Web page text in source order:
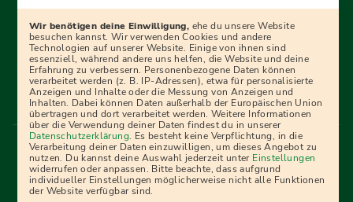
Ratgebern und Prüfungspaketen, interaktiven
Videokursen und vielem mehr. Für alle, die was werden
wollen!
Menü Fußleiste
Impressum Bildquellen Presse
Mediadaten
Partner
AGB Datenschutz
Widerrufsbelehrung
Bestellung
Affiliate Partner Cookies
Wir benötigen deine Einwilligung, ehe du unsere Website
besuchen kannst. Wir verwenden Cookies und andere
Technologien auf unserer Website. Einige von ihnen sind
essenziell, während andere uns helfen, die Website und deine
Erfahrung zu verbessern. Personenbezogene Daten können
verarbeitet werden (z. B. IP-Adressen), etwa für personalisierte
Anzeigen und Inhalte oder die Messung von Anzeigen und
Inhalten. Dabei können Daten außerhalb der Europäischen Union
übertragen und dort verarbeitet werden. Weitere Informationen
über die Verwendung deiner Daten findest du in unserer
Datenschutzerklärung. Es besteht keine Verpflichtung, in die
Verarbeitung deiner Daten einzuwilligen, um dieses Angebot zu
nutzen. Du kannst deine Auswahl jederzeit unter Einstellungen
widerrufen oder anpassen. Bitte beachte, dass aufgrund
individueller Einstellungen möglicherweise nicht alle Funktionen
der Website verfügbar sind.